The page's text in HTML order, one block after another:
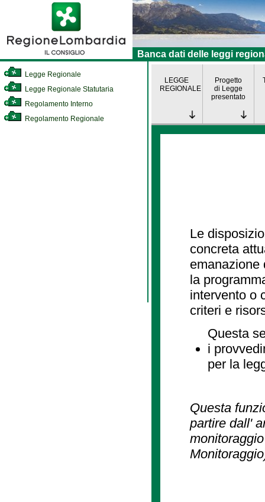
Banca dati delle leggi
Legge Regionale
Legge Regionale Statutaria
Regolamento Interno
Regolamento Regionale
LEGGE
REGIONALE
Progetto
di Legge
presentato
Le
concreta
emanazione
la
intervento o
criteri e
Questa
i
per la
Questa
partire dall'